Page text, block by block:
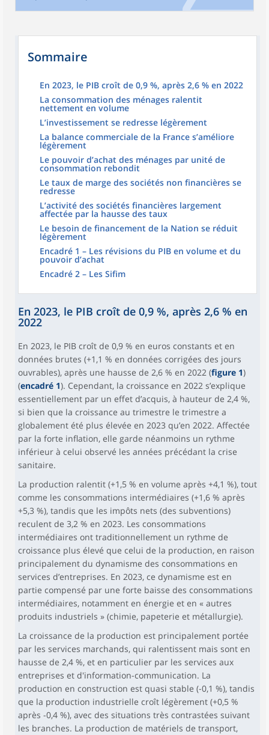
Sommaire
En 2023, le PIB croît de 0,9 %, après 2,6 % en 2022
La consommation des ménages ralentit
nettement en volume
L’investissement se redresse légèrement
La balance commerciale de la France s’améliore
légèrement
Le pouvoir d’achat des ménages par unité de
consommation rebondit
Le taux de marge des sociétés non financières se
redresse
L’activité des sociétés financières largement
affectée par la hausse des taux
Le besoin de financement de la Nation se réduit
légèrement
Encadré 1 – Les révisions du PIB en volume et du
pouvoir d’achat
Encadré 2 – Les Sifim
En 2023, le PIB croît de 0,9 %, après 2,6 % en
2022
En 2023, le PIB croît de 0,9 % en euros constants et en
données brutes (+1,1 % en données corrigées des jours
ouvrables), après une hausse de 2,6 % en 2022 (figure 1)
(encadré 1). Cependant, la croissance en 2022 s’explique
essentiellement par un effet d’acquis, à hauteur de 2,4 %,
si bien que la croissance au trimestre le trimestre a
globalement été plus élevée en 2023 qu’en 2022. Affectée
par la forte inflation, elle garde néanmoins un rythme
inférieur à celui observé les années précédant la crise
sanitaire.
La production ralentit (+1,5 % en volume après +4,1 %), tout
comme les consommations intermédiaires (+1,6 % après
+5,3 %), tandis que les impôts nets (des subventions)
reculent de 3,2 % en 2023. Les consommations
intermédiaires ont traditionnellement un rythme de
croissance plus élevé que celui de la production, en raison
principalement du dynamisme des consommations en
services d’entreprises. En 2023, ce dynamisme est en
partie compensé par une forte baisse des consommations
intermédiaires, notamment en énergie et en « autres
produits industriels » (chimie, papeterie et métallurgie).
La croissance de la production est principalement portée
par les services marchands, qui ralentissent mais sont en
hausse de 2,4 %, et en particulier par les services aux
entreprises et d'information-communication. La
production en construction est quasi stable (-0,1 %), tandis
que la production industrielle croît légèrement (+0,5 %
après -0,4 %), avec des situations très contrastées suivant
les branches. La production de matériels de transport,